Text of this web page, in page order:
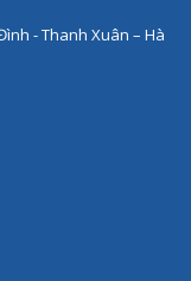
- Thanh Xuân – Hà